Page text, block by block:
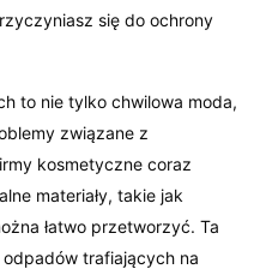
się do ochrony
to nie tylko chwilowa moda,
związane z
kosmetyczne coraz
materiały, takie jak
łatwo przetworzyć. Ta
trafiających na